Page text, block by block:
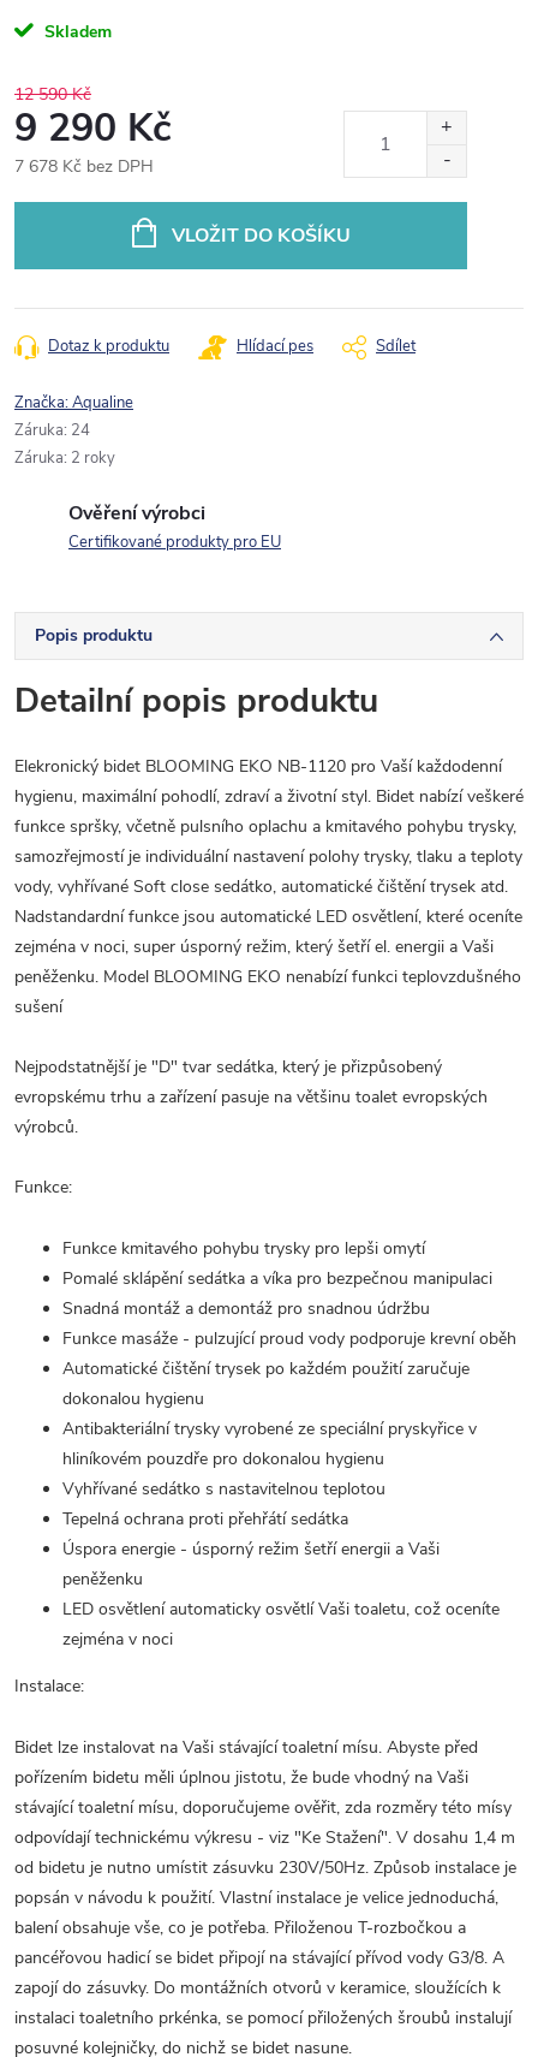
Skladem
12 590 Kč
9 290 Kč
7 678 Kč bez DPH
VLOŽIT DO KOŠÍKU
Dotaz k produktu Hlídací pes Sdílet
Značka:Aqualine
Záruka: 24
Záruka: 2 roky
Ověření výrobci
Certifikované produkty pro EU
Popis produktu
Detailní popis produktu
Elekronický bidet BLOOMING EKO NB-1120 pro Vaší každodenní
hygienu, maximální pohodlí, zdraví a životní styl. Bidet nabízí veškeré
funkce spršky, včetně pulsního oplachu a kmitavého pohybu trysky,
samozřejmostí je individuální nastavení polohy trysky, tlaku a teploty
vody, vyhřívané Soft close sedátko, automatické čištění trysek atd.
Nadstandardní funkce jsou automatické LED osvětlení, které oceníte
zejména v noci, super úsporný režim, který šetří el. energii a Vaši
peněženku. Model BLOOMING EKO nenabízí funkci teplovzdušného
sušení
Nejpodstatnější je "D" tvar sedátka, který je přizpůsobený
evropskému trhu a zařízení pasuje na většinu toalet evropských
výrobců.
Funkce:
Funkce kmitavého pohybu trysky pro lepši omytí
Pomalé sklápění sedátka a víka pro bezpečnou manipulaci
Snadná montáž a demontáž pro snadnou údržbu
Funkce masáže - pulzující proud vody podporuje krevní oběh
Automatické čištění trysek po každém použití zaručuje
dokonalou hygienu
Antibakteriální trysky vyrobené ze speciální pryskyřice v
hliníkovém pouzdře pro dokonalou hygienu
Vyhřívané sedátko s nastavitelnou teplotou
Tepelná ochrana proti přehřátí sedátka
Úspora energie - úsporný režim šetří energii a Vaši
peněženku
LED osvětlení automaticky osvětlí Vaši toaletu, což oceníte
zejména v noci
Instalace:
Bidet lze instalovat na Vaši stávající toaletní mísu. Abyste před
pořízením bidetu měli úplnou jistotu, že bude vhodný na Vaši
stávající toaletní mísu, doporučujeme ověřit, zda rozměry této mísy
odpovídají technickému výkresu - viz "Ke Stažení". V dosahu 1,4 m
od bidetu je nutno umístit zásuvku 230V/50Hz. Způsob instalace je
popsán v návodu k použití. Vlastní instalace je velice jednoduchá,
balení obsahuje vše, co je potřeba. Přiloženou T-rozbočkou a
pancéřovou hadicí se bidet připojí na stávající přívod vody G3/8. A
zapojí do zásuvky. Do montážních otvorů v keramice, sloužících k
instalaci toaletního prkénka, se pomocí přiložených šroubů instalují
posuvné kolejničky, do nichž se bidet nasune.